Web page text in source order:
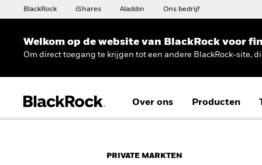
BlackRock iShares Aladdin Ons bedrijf
Welkom op de website van BlackRock voor
Om direct toegang te krijgen tot een andere BlackRock-site,
Over ons Producten
PRIVATE MARKTEN